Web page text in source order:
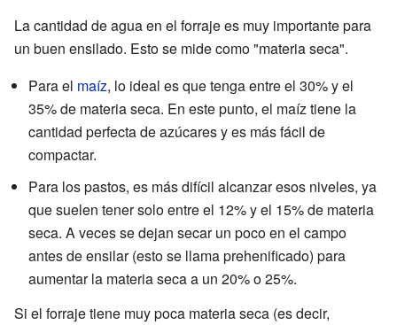
La cantidad de agua en el forraje es muy importante para
un buen ensilado. Esto se mide como "materia seca".
Para el maíz, lo ideal es que tenga entre el 30% y el
35% de materia seca. En este punto, el maíz tiene la
cantidad perfecta de azúcares y es más fácil de
compactar.
Para los pastos, es más difícil alcanzar esos niveles, ya
que suelen tener solo entre el 12% y el 15% de materia
seca. A veces se dejan secar un poco en el campo
antes de ensilar (esto se llama prehenificado) para
aumentar la materia seca a un 20% o 25%.
Si el forraje tiene muy poca materia seca (es decir,